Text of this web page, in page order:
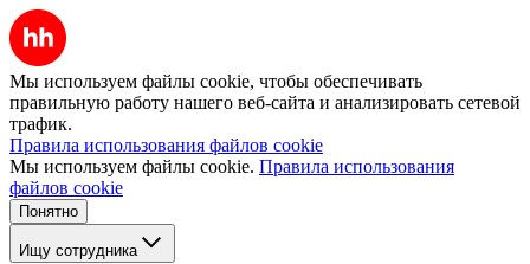
Мы используем файлы cookie, чтобы обеспечивать
правильную работу нашего веб-сайта и анализировать сетевой
трафик.
Правила использования файлов cookie
Мы используем файлы cookie. Правила использования
файлов cookie
Понятно
Ищу сотрудника